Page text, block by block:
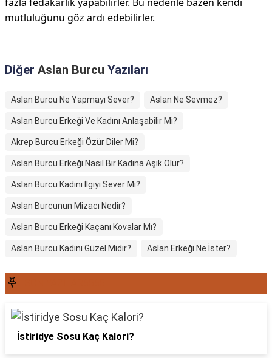
mutluluğunu göz ardı edebilirler.
Diğer Aslan Burcu Yazıları
Aslan Burcu Ne Yapmayı Sever? Aslan Ne Sevmez?
Aslan Burcu Erkeği Ve Kadını Anlaşabilir Mi?
Akrep Burcu Erkeği Özür Diler Mi?
Aslan Burcu Erkeği Nasıl Bir Kadına Aşık Olur?
Aslan Burcu Kadını İlgiyi Sever Mi?
Aslan Burcunun Mizacı Nedir?
Aslan Burcu Erkeği Kaçanı Kovalar Mı?
Aslan Burcu Kadını Güzel Midir? Aslan Erkeği Ne İster?
İstiridye Sosu Kaç Kalori?